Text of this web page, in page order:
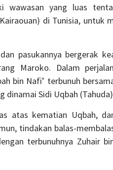
wawasan yang luas
di Tunisia, untuk
pasukannya bergerak
Maroko. Dalam
bin Nafi’ terbunuh
dinamai Sidi Uqbah
atas kematian Uqbah,
tindakan balas-
terbunuhnya Zuhair